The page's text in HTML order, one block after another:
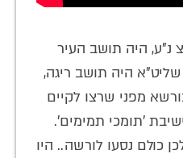
נ"ע, היה תושב העיר
היה תושב ריגה,
מפני שרצו לקיים
'תומכי תמימים'.
כולם נסעו לורשה.. היו